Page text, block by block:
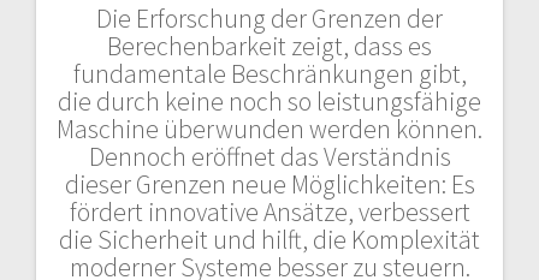
Die Erforschung der Grenzen der
Berechenbarkeit zeigt, dass es
fundamentale Beschränkungen gibt,
die durch keine noch so leistungsfähige
Maschine überwunden werden können.
Dennoch eröffnet das Verständnis
dieser Grenzen neue Möglichkeiten: Es
fördert innovative Ansätze, verbessert
die Sicherheit und hilft, die Komplexität
moderner Systeme besser zu steuern.